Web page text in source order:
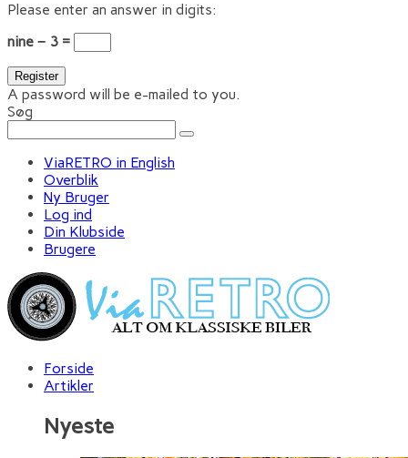
Please enter an answer in digits:
nine − 3 =
A password will be e-mailed to you.
Søg
ViaRETRO in English
Overblik
Ny Bruger
Log ind
Din Klubside
Brugere
Forside
Artikler
Nyeste